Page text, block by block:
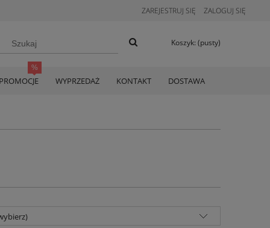
ZAREJESTRUJ SIĘ ZALOGUJ SIĘ
Koszyk: (pusty)
PROMOCJE WYPRZEDAŻ KONTAKT DOSTAWA